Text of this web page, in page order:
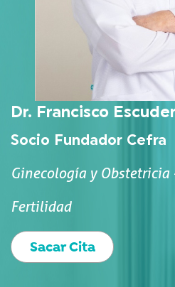
Dr. Francisco
Socio Fundador Cefra
Ginecología y Obstetricia
Fertilidad
Sacar Cita